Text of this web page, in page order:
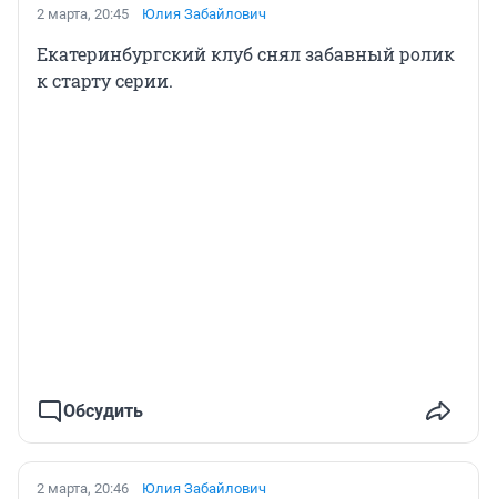
2 марта, 20:45 Юлия Забайлович
Екатеринбургский клуб снял забавный ролик
к старту серии.
Обсудить
2 марта, 20:46 Юлия Забайлович